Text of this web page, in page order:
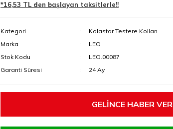
*16,53 TL den başlayan taksitlerle!!
Kategori
Kolastar Testere Kolları
Marka
LEO
Stok Kodu
LEO.00087
Garanti Süresi
24 Ay
GELİNCE HABER VER